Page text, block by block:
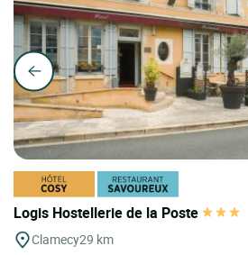
Logis Hostellerie de la Poste
Clamecy29 km